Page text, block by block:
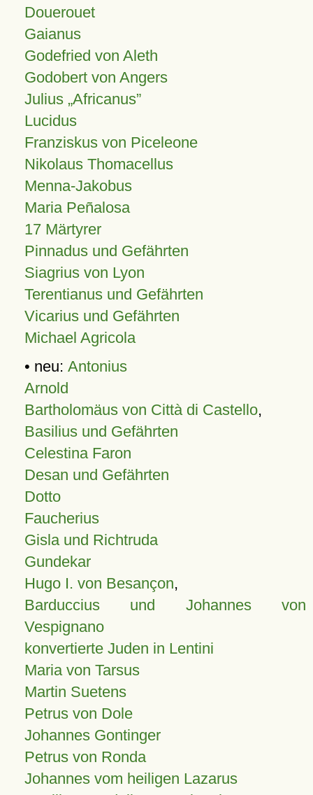
Douerouet
Gaianus
Godefried von Aleth
Godobert von Angers
Julius Africanus
Lucidus
Franziskus von Piceleone
Nikolaus Thomacellus
Menna-Jakobus
Maria Peñalosa
17 Märtyrer
Pinnadus und Gefährten
Siagrius von Lyon
Terentianus und Gefährten
Vicarius und Gefährten
Michael Agricola
• neu: Antonius
Arnold
Bartholomäus von Città di Castello,
Basilius und Gefährten
Celestina Faron
Desan und Gefährten
Dotto
Faucherius
Gisla und Richtruda
Gundekar
Hugo I. von Besançon,
Barduccius und Johannes von
Vespignano
konvertierte Juden in Lentini
Maria von Tarsus
Martin Suetens
Petrus von Dole
Johannes Gontinger
Petrus von Ronda
Johannes vom heiligen Lazarus